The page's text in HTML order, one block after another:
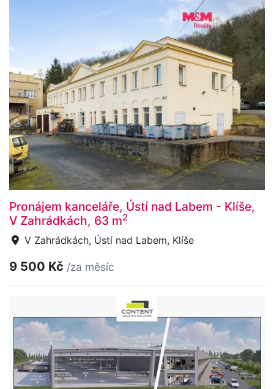
Pronájem kanceláře, Ústí nad Labem - Klíše,
V Zahrádkách, 63 m2
V Zahrádkách, Ústí nad Labem, Klíše
9 500 Kč /za měsíc